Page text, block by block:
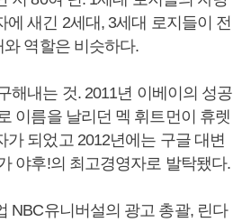
에 새긴 2세대, 3세대 로지들이 전
역할은 비슷하다.
해내는 것. 2011년 이베이의 성공
이름을 날리던 멕 휘트먼이 휴렛
가 되었고 2012년에는 구글 대변
야후!의 최고경영자로 발탁됐다.
NBC유니버설의 광고 총괄, 린다